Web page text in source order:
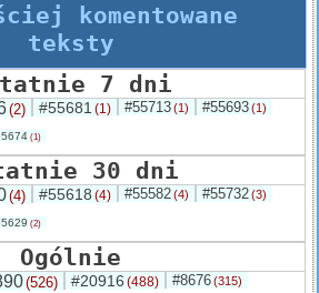
komentowane
teksty
7 dni
(2) #55681 (1) #55713(1) #55693(1)
(1)
30 dni
(4) #55618 (4) #55582(4) #55732(3)
(2)
Ogólnie
(526) #20916 (488) #8676(315)